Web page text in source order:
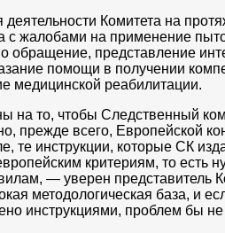
Комитета на
с жалобами на применение
обращение, представление
помощи в получении
медицинской реабилитации.
на то, чтобы Следственный
прежде всего, Европейской
те инструкции, которые СК
критериям, то есть
— уверен представитель
методологическая база, и
инструкциями, проблем бы